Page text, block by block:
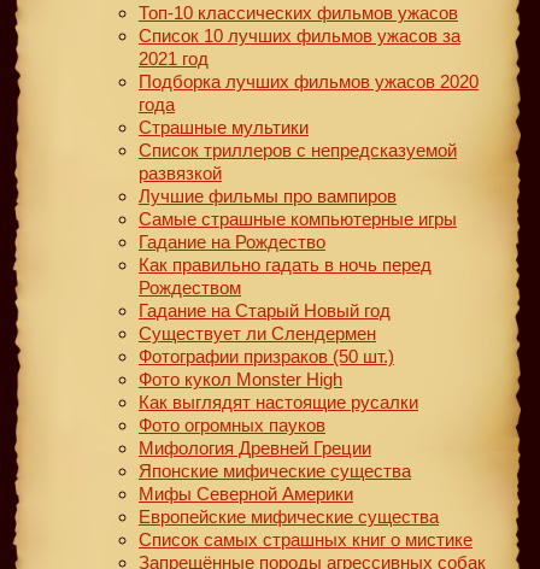
Топ-10 классических фильмов ужасов
Список 10 лучших фильмов ужасов за
2021 год
Подборка лучших фильмов ужасов 2020
года
Страшные мультики
Список триллеров с непредсказуемой
развязкой
Лучшие фильмы про вампиров
Самые страшные компьютерные игры
Гадание на Рождество
Как правильно гадать в ночь перед
Рождеством
Гадание на Старый Новый год
Существует ли Слендермен
Фотографии призраков (50 шт.)
Фото кукол Monster High
Как выглядят настоящие русалки
Фото огромных пауков
Мифология Древней Греции
Японские мифические существа
Мифы Северной Америки
Европейские мифические существа
Список самых страшных книг о мистике
Запрещённые породы агрессивных собак